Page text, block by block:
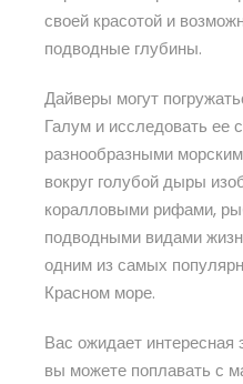
своей красотой и
подводные глубины.
Дайверы могут
Галум и исследовать ее
разнообразными
вокруг голубой дыры
коралловыми рифами,
подводными видами
одним из самых
Красном море.
Вас ожидает интересная
вы можете поплавать с